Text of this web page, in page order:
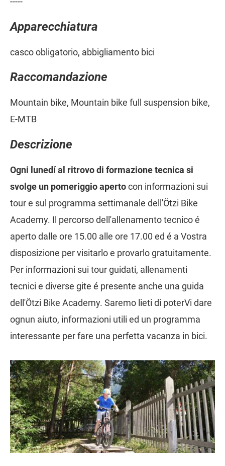
Apparecchiatura
casco obligatorio, abbigliamento bici
Raccomandazione
Mountain bike, Mountain bike full suspension bike,
E-MTB
Descrizione
Ogni lunedí al ritrovo di formazione tecnica si
svolge un pomeriggio apertocon informazioni sui
tour e sul programma settimanale dell'Ötzi Bike
Academy. Il percorso dell'allenamento tecnico é
aperto dalle ore 15.00 alle ore 17.00 ed é a Vostra
disposizione per visitarlo e provarlo gratuitamente.
Per informazioni sui tour guidati, allenamenti
tecnici e diverse gite é presente anche una guida
dell'Ötzi Bike Academy. Saremo lieti di poterVi dare
ognun aiuto, informazioni utili ed un programma
interessante per fare una perfetta vacanza in bici.